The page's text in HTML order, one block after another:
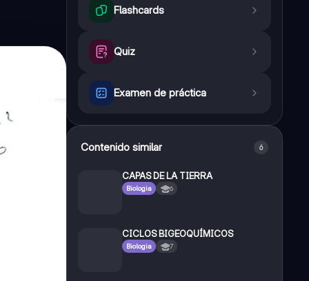
Flashcards
Quiz
Examen de práctica
Contenido similar 6
CAPAS DE LA TIERRA
Biologia 6
CICLOS BIGEOQUÍMICOS
Biologia 7